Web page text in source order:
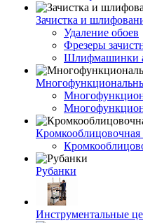
Зачистка и
Удаление обоев
Фрезеры
Шлифмашинки
Рубанки
Инструментальные